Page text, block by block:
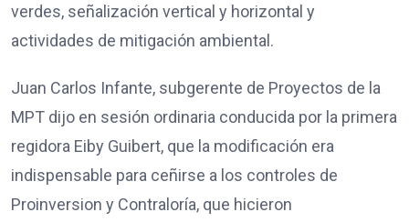
verdes, señalización vertical y horizontal y
actividades de mitigación ambiental.
Juan Carlos Infante, subgerente de Proyectos de la
MPT dijo en sesión ordinaria conducida por la primera
regidora Eiby Guibert, que la modificación era
indispensable para ceñirse a los controles de
Proinversion y Contraloría, que hicieron